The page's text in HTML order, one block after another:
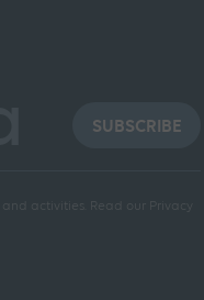
SUBSCRIBE
activities.
Read our Privacy